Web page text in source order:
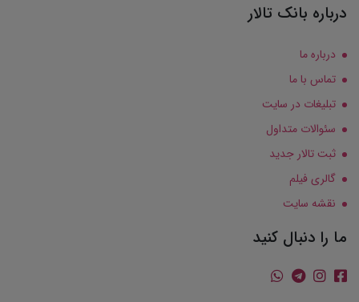
درباره بانک تالار
درباره ما
تماس با ما
تبلیغات در سایت
سئوالات متداول
ثبت تالار جدید
گالری فیلم
نقشه سایت
ما را دنبال کنید